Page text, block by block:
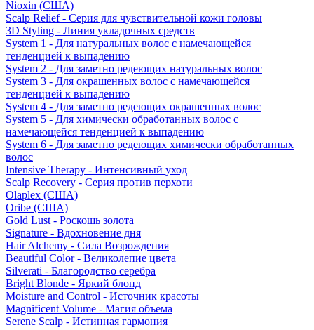
Nioxin (США)
Scalp Relief - Серия для чувствительной кожи головы
3D Styling - Линия укладочных средств
System 1 - Для натуральных волос с намечающейся
тенденцией к выпадению
System 2 - Для заметно редеющих натуральных волос
System 3 - Для окрашенных волос с намечающейся
тенденцией к выпадению
System 4 - Для заметно редеющих окрашенных волос
System 5 - Для химически обработанных волос с
намечающейся тенденцией к выпадению
System 6 - Для заметно редеющих химически обработанных
волос
Intensive Therapy - Интенсивный уход
Scalp Recovery - Серия против перхоти
Olaplex (США)
Oribe (США)
Gold Lust - Роскошь золота
Signature - Вдохновение дня
Hair Alchemy - Сила Возрождения
Beautiful Color - Великолепие цвета
Silverati - Благородство серебра
Bright Blonde - Яркий блонд
Moisture and Control - Источник красоты
Magnificent Volume - Магия объема
Serene Scalp - Истинная гармония